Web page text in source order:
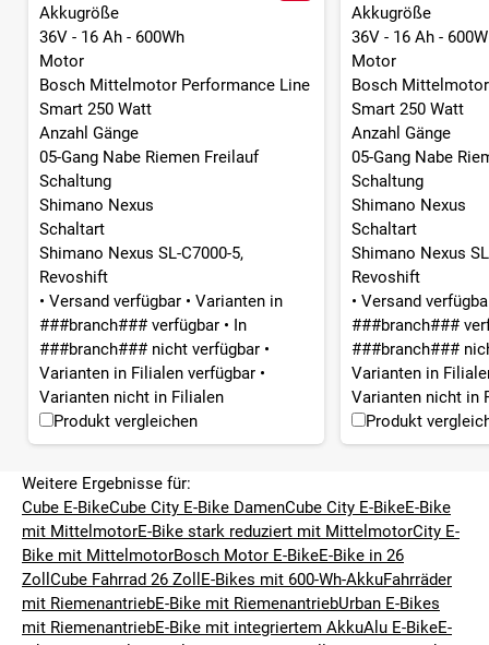
Akkugröße
36V - 16 Ah - 600Wh
Motor
Bosch Mittelmotor Performance Line
Smart 250 Watt
Anzahl Gänge
05-Gang Nabe Riemen Freilauf
Schaltung
Shimano Nexus
Schaltart
Shimano Nexus SL-C7000-5,
Revoshift
• Versand verfügbar • Varianten in
###branch### verfügbar • In
###branch### nicht verfügbar •
Varianten in Filialen verfügbar •
Varianten nicht in Filialen
Produkt vergleichen
Akkugröße
36V - 16 Ah -
Motor
Bosch
Smart 250 Watt
Anzahl Gänge
05-Gang Nabe
Schaltung
Shimano Nexus
Schaltart
Shimano Nexus
Revoshift
• Versand
###branch###
###branch###
Varianten in
Varianten nicht in
Produkt
Weitere Ergebnisse für:
Cube E-BikeCube City E-Bike DamenCube City E-BikeE-Bike
mit MittelmotorE-Bike stark reduziert mit MittelmotorCity E-
Bike mit MittelmotorBosch Motor E-BikeE-Bike in 26
Zoll Cube Fahrrad 26 Zoll E-Bikes mit 600-Wh-AkkuFahrräder
mit RiemenantriebE-Bike mit RiemenantriebUrban E-Bikes
mit RiemenantriebE-Bike mit integriertem AkkuAlu E-BikeE-